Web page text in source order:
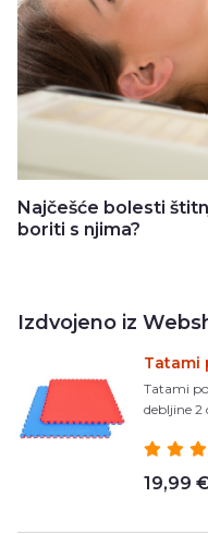
Najčešće bolesti
boriti s njima?
Izdvojeno iz
Tatami
Tatami
debljine 2
19,99 €